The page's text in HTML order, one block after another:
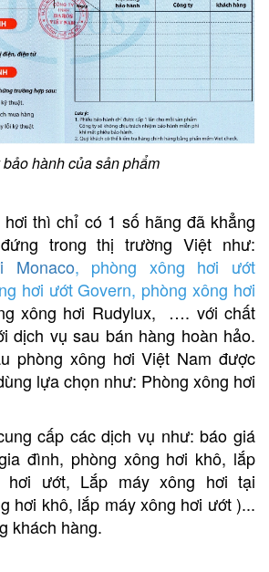
bảo hành của sản phẩm
thì chỉ có 1 số hãng đã khẳng
trong thị trường Việt như:
Monaco, phòng xông hơi ướt
hơi ướt Govern, phòng xông hơi
xông hơi Rudylux, …. với chất
dịch vụ sau bán hàng hoàn hảo.
phòng xông hơi Việt Nam được
lựa chọn như: Phòng xông hơi
cấp các dịch vụ như: báo giá
đình, phòng xông hơi khô, lắp
hơi ướt, Lắp máy xông hơi tại
hơi khô, lắp máy xông hơi ướt)...
khách hàng.